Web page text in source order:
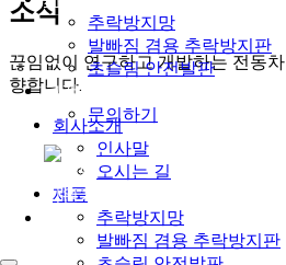
추락방지망
발빠짐 겸용 추락방지판
초슬림 안전발판
고객지원
문의하기
로그인
회원가입
소식
끊임없이 연구하고 개발하는 전동
향합니다.
회사소개
인사말
오시는 길
제품
추락방지망
발빠짐 겸용 추락방지판